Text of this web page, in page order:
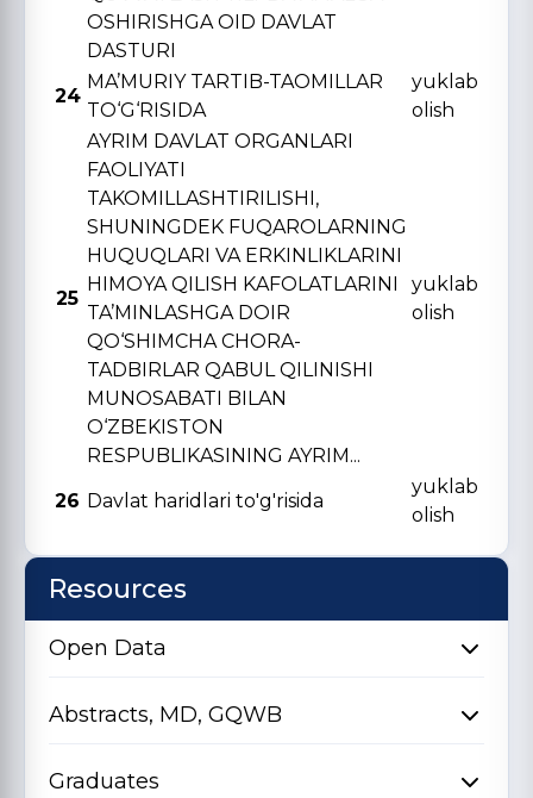
OSHIRISHGA OID DAVLAT
DASTURI
24
MA’MURIY TARTIB-TAOMILLAR
TO‘G‘RISIDA
yuklab
olish
25
AYRIM DAVLAT ORGANLARI
FAOLIYATI
TAKOMILLASHTIRILISHI,
SHUNINGDЕK FUQAROLARNING
HUQUQLARI VA ERKINLIKLARINI
HIMOYA QILISH KAFOLATLARINI
TA’MINLASHGA DOIR
QO‘SHIMCHA CHORA-
TADBIRLAR QABUL QILINISHI
MUNOSABATI BILAN
O‘ZBЕKISTON
RЕSPUBLIKASINING AYRIM...
yuklab
olish
26 Davlat haridlari to'g'risida
yuklab
olish
Resources
Open Data
Abstracts, MD, GQWB
Graduates